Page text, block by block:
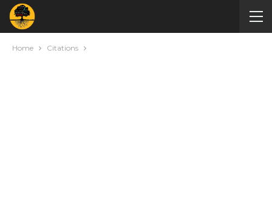
Home Citations